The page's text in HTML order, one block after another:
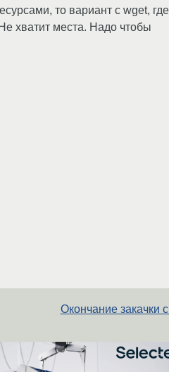
то вариант с wget, где
хватит места. Надо чтобы
Окончание закачки